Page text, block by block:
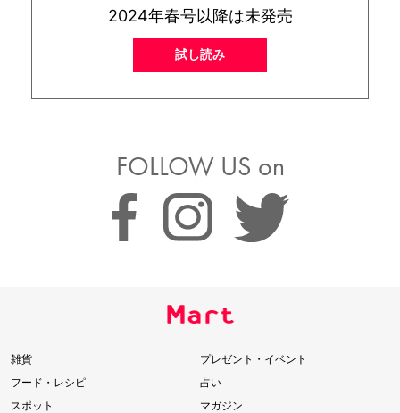
2024年春号以降は未発売
試し読み
FOLLOW US on
雑貨
フード・レシピ
スポット
プレゼント・イベント
占い
マガジン